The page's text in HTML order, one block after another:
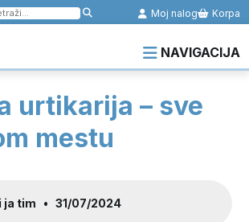
Moj nalog Korpa
NAVIGACIJA
urtikarija – sve
mestu
ja tim •31/07/2024